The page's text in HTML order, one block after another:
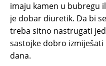
imaju kamen u bubregu
je dobar diuretik. Da bi
treba sitno nastrugati
sastojke dobro
dana.